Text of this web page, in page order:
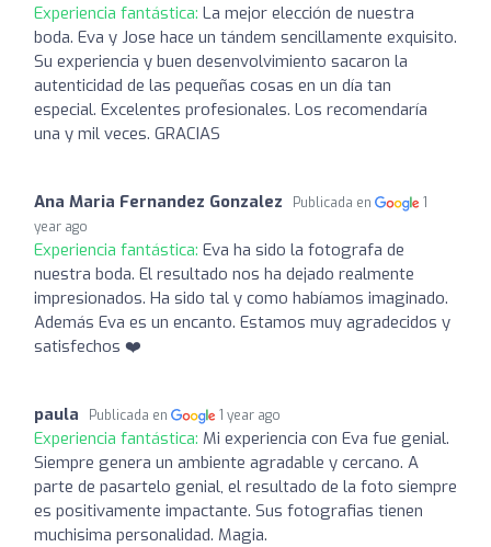
Experiencia fantástica: La mejor elección de nuestra
boda. Eva y Jose hace un tándem sencillamente exquisito.
Su experiencia y buen desenvolvimiento sacaron la
autenticidad de las pequeñas cosas en un día tan
especial. Excelentes profesionales. Los recomendaría
una y mil veces. GRACIAS
Ana Maria Fernandez Gonzalez Publicada en
1
year ago
Experiencia fantástica: Eva ha sido la fotografa de
nuestra boda. El resultado nos ha dejado realmente
impresionados. Ha sido tal y como habíamos imaginado.
Además Eva es un encanto. Estamos muy agradecidos y
satisfechos ❤️
paula Publicada en 1 year ago
Experiencia fantástica: Mi experiencia con Eva fue genial.
Siempre genera un ambiente agradable y cercano. A
parte de pasartelo genial, el resultado de la foto siempre
es positivamente impactante. Sus fotografias tienen
muchisima personalidad. Magia.